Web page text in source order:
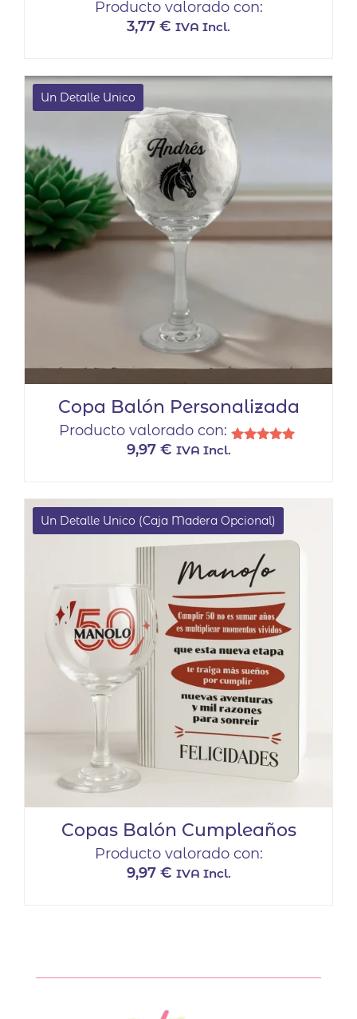
Producto valorado con:
3,77 € IVA Incl.
Un Detalle Unico
Copa Balón Personalizada
Producto valorado con:
9,97 € IVA Incl.
Un Detalle Unico (Caja Madera Opcional)
Copas Balón Cumpleaños
Producto valorado con:
9,97 € IVA Incl.